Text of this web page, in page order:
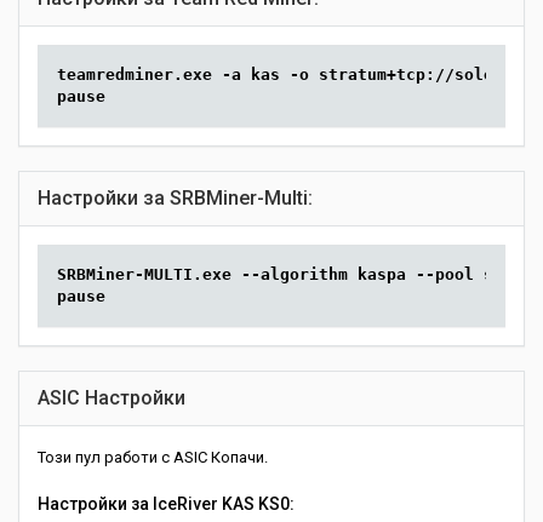
teamredminer.exe -a kas -o stratum+tcp://solo-
pause
Настройки за SRBMiner-Multi:
SRBMiner-MULTI.exe --algorithm kaspa --pool solo-
pause
ASIC Настройки
Този пул работи с ASIC Копачи.
Настройки за IceRiver KAS KS0: